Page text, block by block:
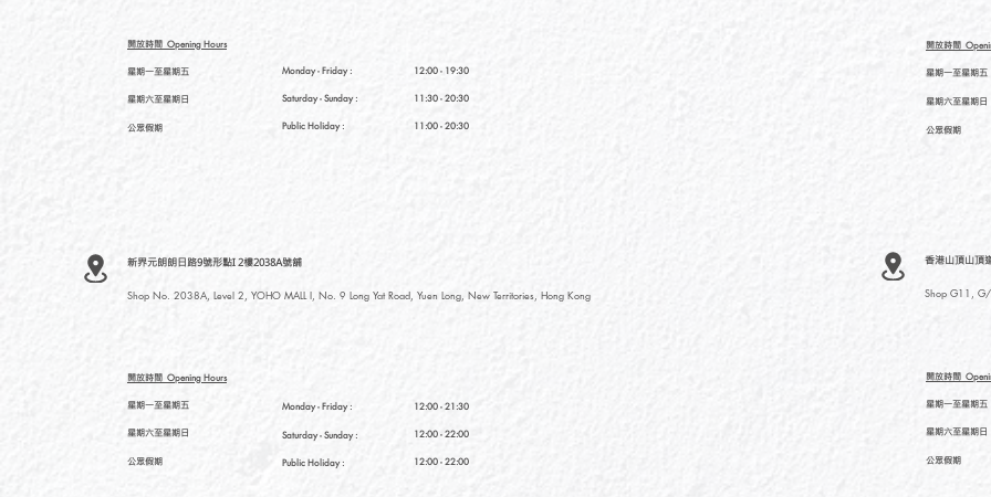
開放時間 Opening Hours
星期一至星期五
星期六至星期日
公眾假期
Monday - Friday :
Saturday- Sunday :
Public Holiday :
12:00 - 19:30
11:30 - 20:30
11:00 - 20:30
新界元朗朗日路9號形點I 2樓2038A號舖
Shop No. 2038A, Level 2, YOHO MALL I, No. 9 Long Yat Road, Yuen Long, New Territories, Hong Kong
開放時間 Opening Hours
星期一至星期五
星期六至星期日
公眾假期
Monday - Friday :
Saturday- Sunday :
Public Holiday :
12:00 - 21:30
12:00 - 22:00
12:00 - 22:00
開放時間
星期一至星期五
星期六至星期日
公眾假期
香港山頂山頂
Shop G11, G/
開放時間
星期一至星期五
星期六至星期日
公眾假期